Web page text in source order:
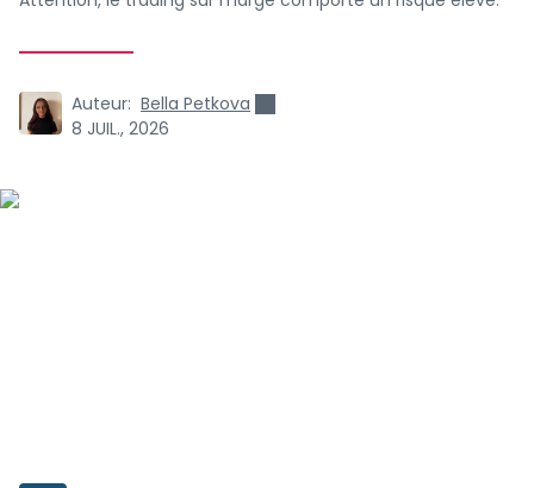
Auteur: Bella Petkova
8 JUIL., 2026